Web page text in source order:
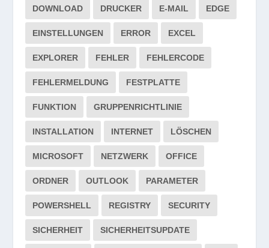
DOWNLOAD DRUCKER E-MAIL EDGE
EINSTELLUNGEN ERROR EXCEL
EXPLORER FEHLER FEHLERCODE
FEHLERMELDUNG FESTPLATTE
FUNKTION GRUPPENRICHTLINIE
INSTALLATION INTERNET LÖSCHEN
MICROSOFT NETZWERK OFFICE
ORDNER OUTLOOK PARAMETER
POWERSHELL REGISTRY SECURITY
SICHERHEIT SICHERHEITSUPDATE